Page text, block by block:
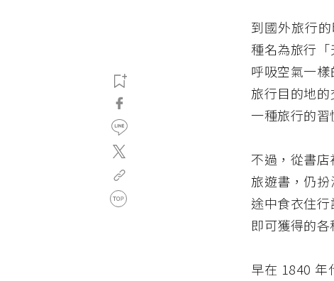
到國外旅行
種名為旅行
呼吸空氣一
旅行目的地
一種旅行的習
不過，從書
旅遊書，仍
途中食衣住
即可獲得的
早在 1840 年